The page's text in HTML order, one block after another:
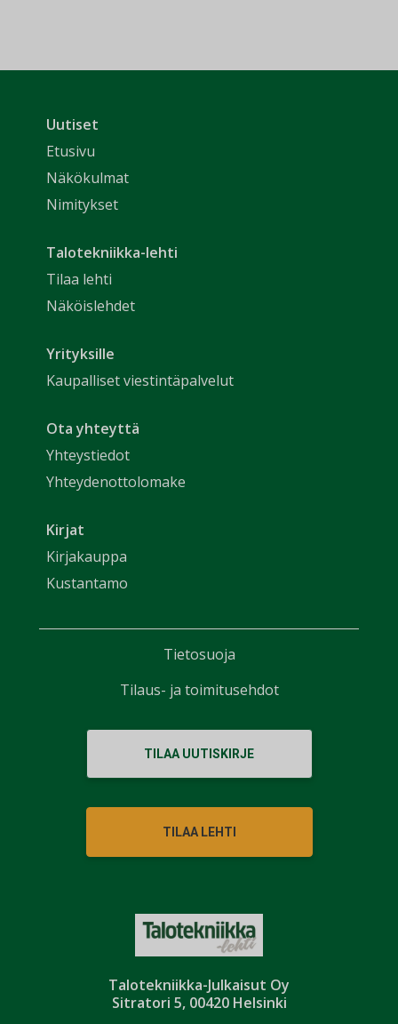
Talotekniikka-Julkaisut Oy
Sitratori 5, 00420 Helsinki
Uutiset
Etusivu
Näkökulmat
Nimitykset
Talotekniikka-lehti
Tilaa lehti
Näköislehdet
Yrityksille
Kaupalliset viestintäpalvelut
Ota yhteyttä
Yhteystiedot
Yhteydenottolomake
Kirjat
Kirjakauppa
Kustantamo
TILAA UUTISKIRJE
TILAA LEHTI
Tietosuoja
Tilaus- ja toimitusehdot